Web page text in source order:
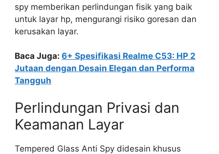
spy memberikan perlindungan fisik yang baik
untuk layar hp, mengurangi risiko goresan dan
kerusakan layar.
Baca Juga: 6+ Spesifikasi Realme C53: HP 2
Jutaan dengan Desain Elegan dan Performa
Tangguh
Perlindungan Privasi dan
Keamanan Layar
Tempered Glass Anti Spy didesain khusus